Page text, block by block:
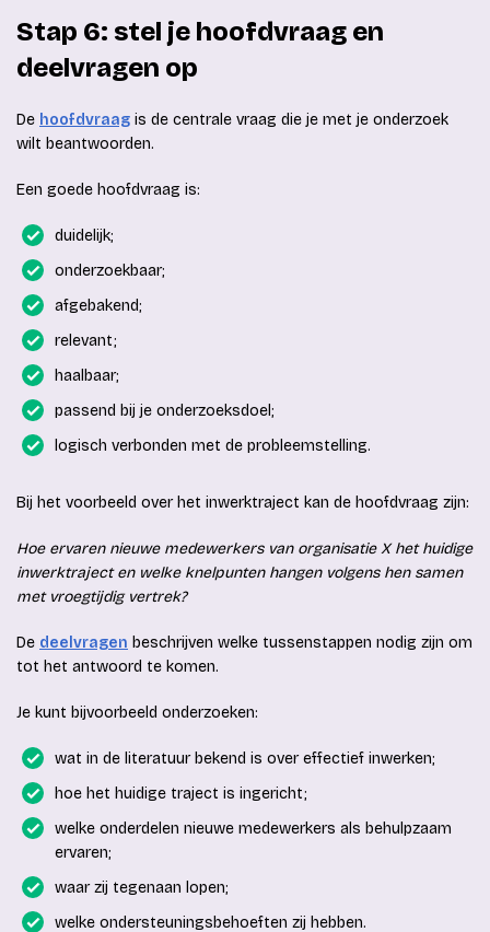
Stap 6: stel je hoofdvraag en
deelvragen op
De hoofdvraag is de centrale vraag die je met je onderzoek
wilt beantwoorden.
Een goede hoofdvraag is:
duidelijk;
onderzoekbaar;
afgebakend;
relevant;
haalbaar;
passend bij je onderzoeksdoel;
logisch verbonden met de probleemstelling.
Bij het voorbeeld over het inwerktraject kan de hoofdvraag zijn:
Hoe ervaren nieuwe medewerkers van organisatie X het huidige
inwerktraject en welke knelpunten hangen volgens hen samen
met vroegtijdig vertrek?
De deelvragen beschrijven welke tussenstappen nodig zijn om
tot het antwoord te komen.
Je kunt bijvoorbeeld onderzoeken:
wat in de literatuur bekend is over effectief inwerken;
hoe het huidige traject is ingericht;
welke onderdelen nieuwe medewerkers als behulpzaam
ervaren;
waar zij tegenaan lopen;
welke ondersteuningsbehoeften zij hebben.